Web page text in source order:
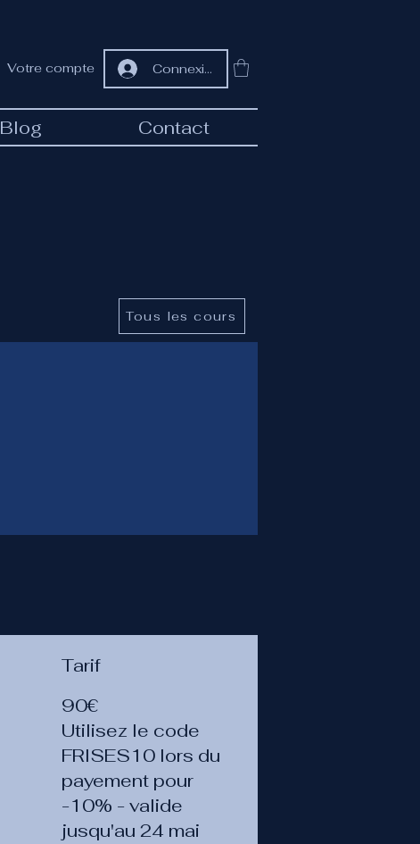
Votre compte Connexion
Blog Contact
Tous les cours
Tarif
90€
Utilisez le code
FRISES10 lors du
payement pour
-10% - valide
jusqu'au 24 mai